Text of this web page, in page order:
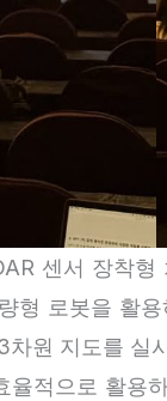
센서 장착
형 로봇을 활
원 지도를 실
적으로 활